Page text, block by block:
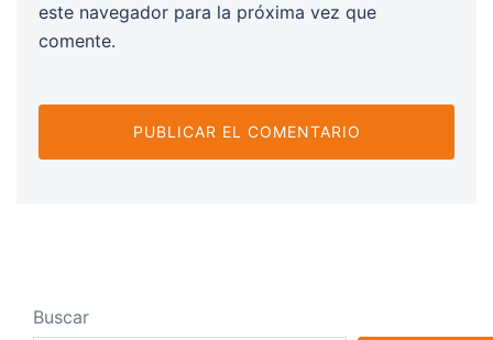
este navegador para la próxima vez que
comente.
Buscar